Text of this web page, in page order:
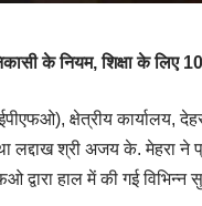
के नियम, शिक्षा के लिए
क्षेत्रीय कार्यालय,
लद्दाख श्री अजय के. मेहरा ने
द्वारा हाल में की गई